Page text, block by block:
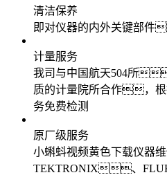
清洁保养
即对仪器的内外关键部件
计量服务
我司与中国航天504所
质的计量院所合作，根
务免费检测
原厂级服务
小蝌蚪视频黄色下载仪器
TEKTRONIX、